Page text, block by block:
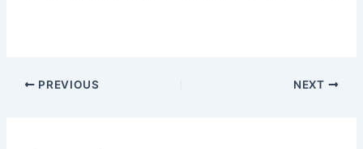
PREVIOUS NEXT